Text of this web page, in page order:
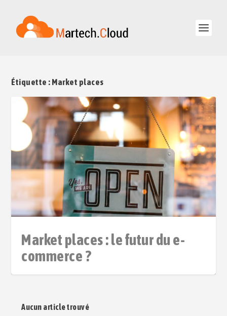
Étiquette : Market places
Market places : le futur du e-
commerce ?
Aucun article trouvé